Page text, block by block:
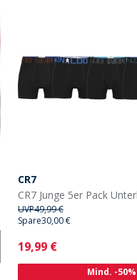
CR7
UVP49,99 €
Spare30,00 €
Current
19,99 €
Mind. -50%